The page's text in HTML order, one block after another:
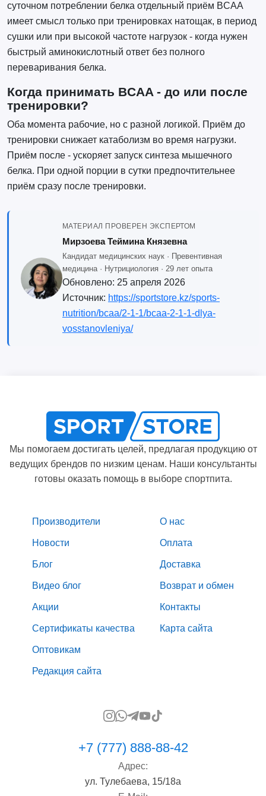
суточном потреблении белка отдельный приём BCAA
имеет смысл только при тренировках натощак, в период
сушки или при высокой частоте нагрузок - когда нужен
быстрый аминокислотный ответ без полного
переваривания белка.
Когда принимать BCAA - до или после
тренировки?
Оба момента рабочие, но с разной логикой. Приём до
тренировки снижает катаболизм во время нагрузки.
Приём после - ускоряет запуск синтеза мышечного
белка. При одной порции в сутки предпочтительнее
приём сразу после тренировки.
МАТЕРИАЛ ПРОВЕРЕН ЭКСПЕРТОМ
Мирзоева Теймина Князевна
Кандидат медицинских наук · Превентивная
медицина · Нутрициология · 29 лет опыта
Обновлено: 25 апреля 2026
Источник: https://sportstore.kz/sports-
nutrition/bcaa/2-1-1/bcaa-2-1-1-dlya-
vosstanovleniya/
Мы помогаем достигать целей, предлагая продукцию от
ведущих брендов по низким ценам. Наши консультанты
готовы оказать помощь в выборе спортпита.
Производители
Новости
Блог
Видео блог
Акции
Сертификаты качества
Оптовикам
Редакция сайта
О нас
Оплата
Доставка
Возврат и обмен
Контакты
Карта сайта
+7 (777) 888-88-42
Адрес:
ул. Тулебаева, 15/18а